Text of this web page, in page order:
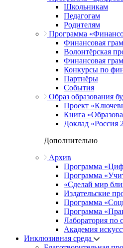
Школьникам
Педагогам
Родителям
Программа
Финансовая
Волонтёрская
Финансовая
Конкурсы по
Партнёры
События
Образ образования
Проект
Книга
Доклад «Россия
Дополнительно
Архив
Программа
Программа
«Сделай мир
Издательские
Программа
Программа
Лаборатория по
Академия
Инклюзивная среда